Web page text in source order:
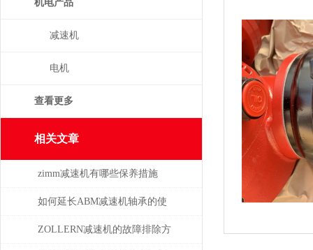
机电产品
减速机
电机
查看更多
相关文章
zimm减速机有哪些保养措施
如何延长ABM减速机轴承的使
用寿命
ZOLLERN减速机的故障排除方